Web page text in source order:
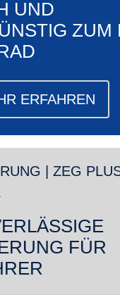
UND
ZUM
ERFAHREN
| ZEG
FÜR